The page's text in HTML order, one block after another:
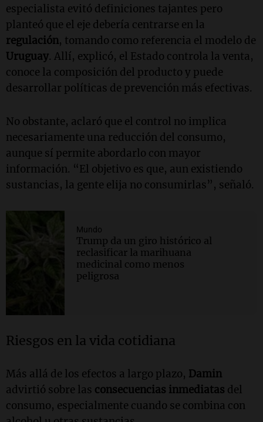
especialista evitó definiciones tajantes pero
planteó que el eje debería centrarse en la
regulación, tomando como referencia el modelo de
Uruguay. Allí, explicó, el Estado controla la venta,
conoce la composición del producto y puede
desarrollar políticas de prevención más efectivas.
No obstante, aclaró que el control no implica
necesariamente una reducción del consumo,
aunque sí permite abordarlo con mayor
información. “El objetivo es que, aun existiendo
sustancias, la gente elija no consumirlas”, señaló.
Mundo
Trump da un giro histórico al
reclasificar la marihuana
medicinal como menos
peligrosa
Riesgos en la vida cotidiana
Más allá de los efectos a largo plazo, Damin
advirtió sobre las consecuencias inmediatas del
consumo, especialmente cuando se combina con